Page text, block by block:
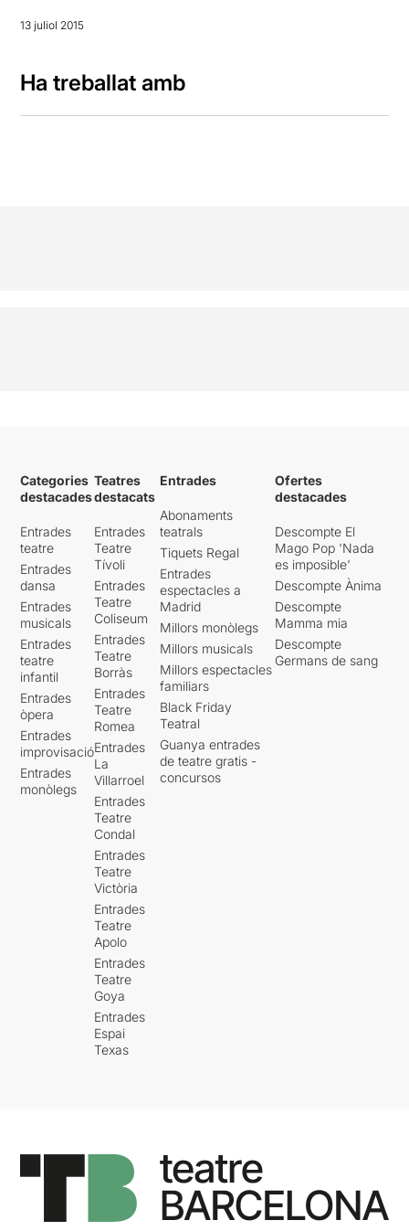
13 juliol 2015
Ha treballat amb
Categories
destacades
Entrades
teatre
Entrades
dansa
Entrades
musicals
Entrades
teatre
infantil
Entrades
òpera
Entrades
improvisació
Entrades
monòlegs
Teatres
destacats
Entrades
Teatre
Tívoli
Entrades
Teatre
Coliseum
Entrades
Teatre
Borràs
Entrades
Teatre
Romea
Entrades
La
Villarroel
Entrades
Teatre
Condal
Entrades
Teatre
Victòria
Entrades
Teatre
Apolo
Entrades
Teatre
Goya
Entrades
Espai
Texas
Entrades
Abonaments
teatrals
Tiquets Regal
Entrades
espectacles a
Madrid
Millors monòlegs
Millors musicals
Millors espectacles
familiars
Black Friday
Teatral
Guanya entrades
de teatre gratis -
concursos
Ofertes
destacades
Descompte El
Mago Pop 'Nada
es imposible'
Descompte Ànima
Descompte
Mamma mia
Descompte
Germans de sang